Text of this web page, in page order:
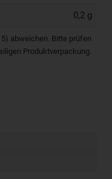
0,2 g
abweichen. Bitte prüfen
Produktverpackung.